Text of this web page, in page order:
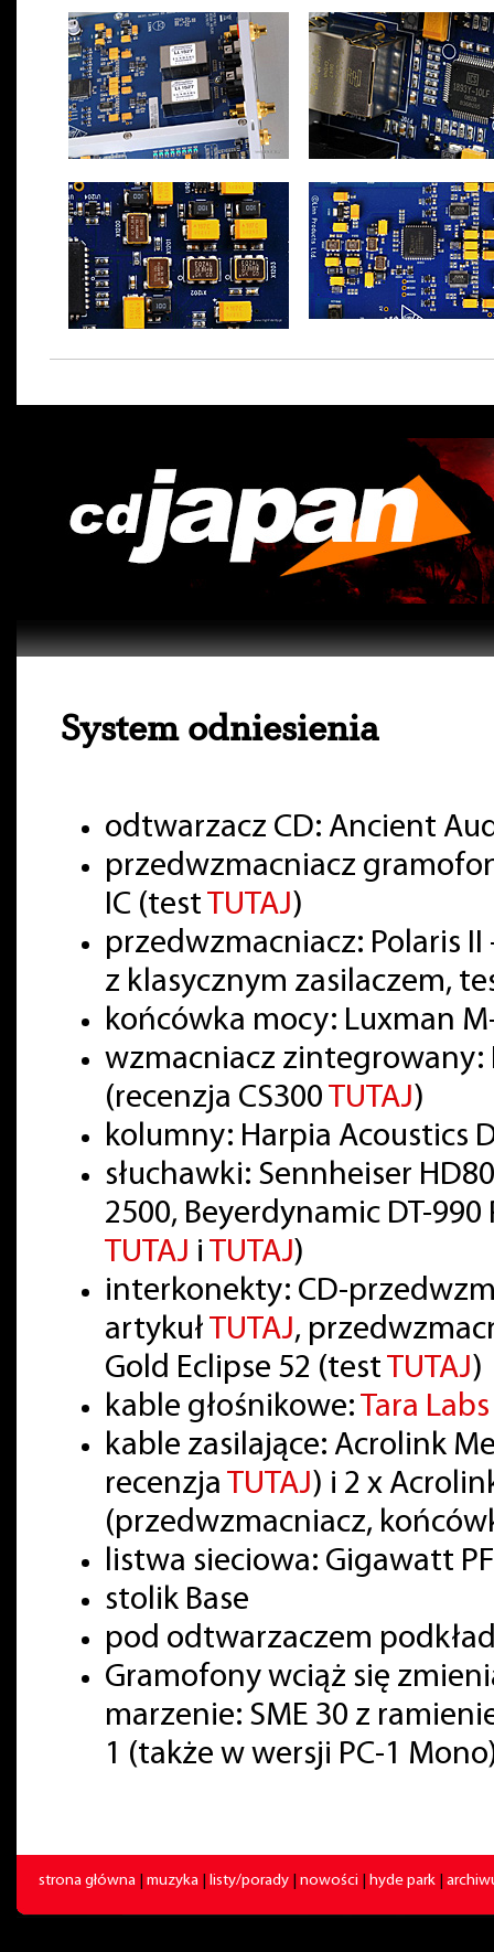
System odniesienia
odtwarzacz CD: Ancient
przedwzmacniacz
IC (test
TUTAJ)
przedwzmacniacz: Polaris II
z klasycznym zasilaczem,
końcówka mocy: Luxman
wzmacniacz zintegrowany:
(recenzja CS300
TUTAJ)
kolumny: Harpia Acoustics
słuchawki: Sennheiser
2500, Beyerdynamic DT-
TUTAJ i TUTAJ)
interkonekty: CD-
artykuł
TUTAJ,
Gold Eclipse 52 (test
TUTAJ)
kable głośnikowe:
Tara
kable zasilające: Acrolink
recenzja
TUTAJ) i 2 x
(przedwzmacniacz,
listwa sieciowa: Gigawatt
stolik Base
pod odtwarzaczem
Gramofony wciąż się
marzenie: SME 30 z
1 (także w wersji PC-1
strona główna muzyka listy/porady nowości hyde park